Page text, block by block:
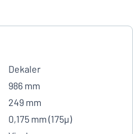
Dekaler
986 mm
249 mm
0,175 mm (175µ)